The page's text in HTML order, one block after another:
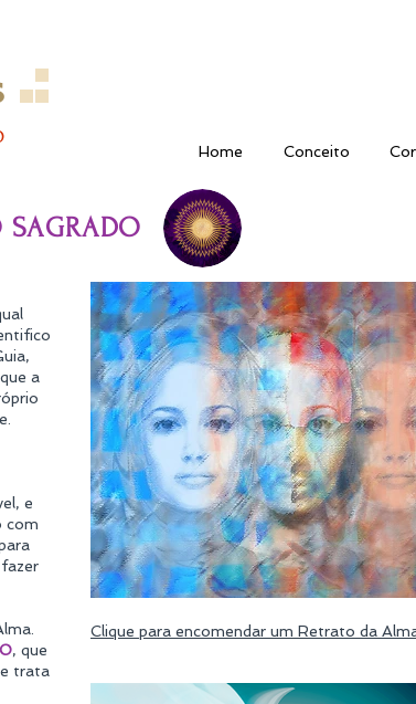
Home Conceito
SAGRADO
a
e
com
, que
trata
Clique para encomendar um Retrato da